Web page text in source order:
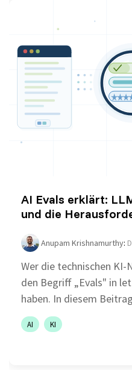
AI Evals erklärt:
und die
Anupam Krishnamurthy:
Wer die technischen
den Begriff „Evals" in
haben. In diesem
AI KI